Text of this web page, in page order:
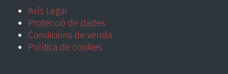
Avís Legal
Protecció de dades
Condicions de venda
Política de cookies